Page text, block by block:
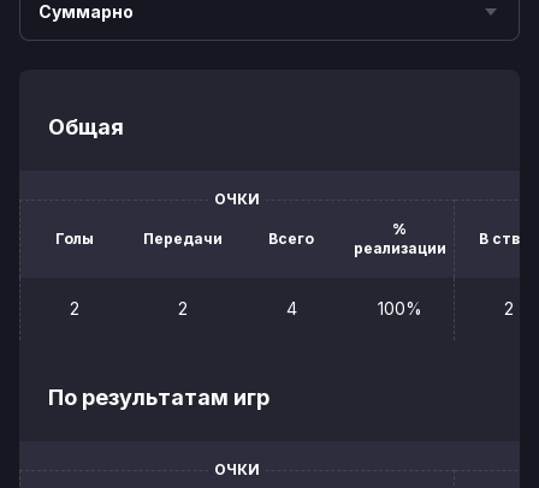
Суммарно
Общая
ОЧКИ
Голы Передачи Всего
%
реализации
В створ
2 2 4 100% 2
По результатам игр
ОЧКИ